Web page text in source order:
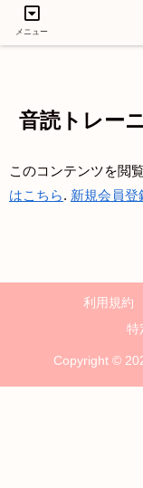
音読トレー
このコンテンツを閲
はこちら. 新規会員登
利用規約
特
Copyright ©
メニュー